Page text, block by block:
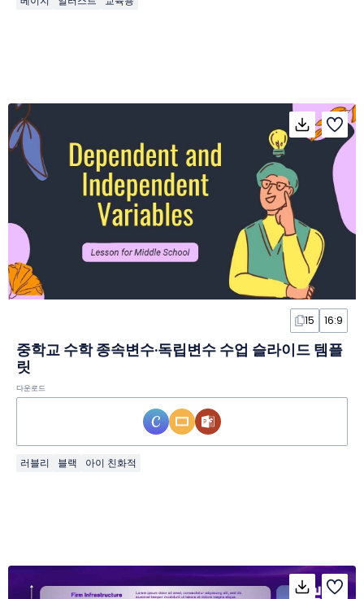
15 16:9
중학교 수학 종속변수·독립변수 수업 슬라이드 템플
릿
다운로드
러블리 블랙 아이 친화적